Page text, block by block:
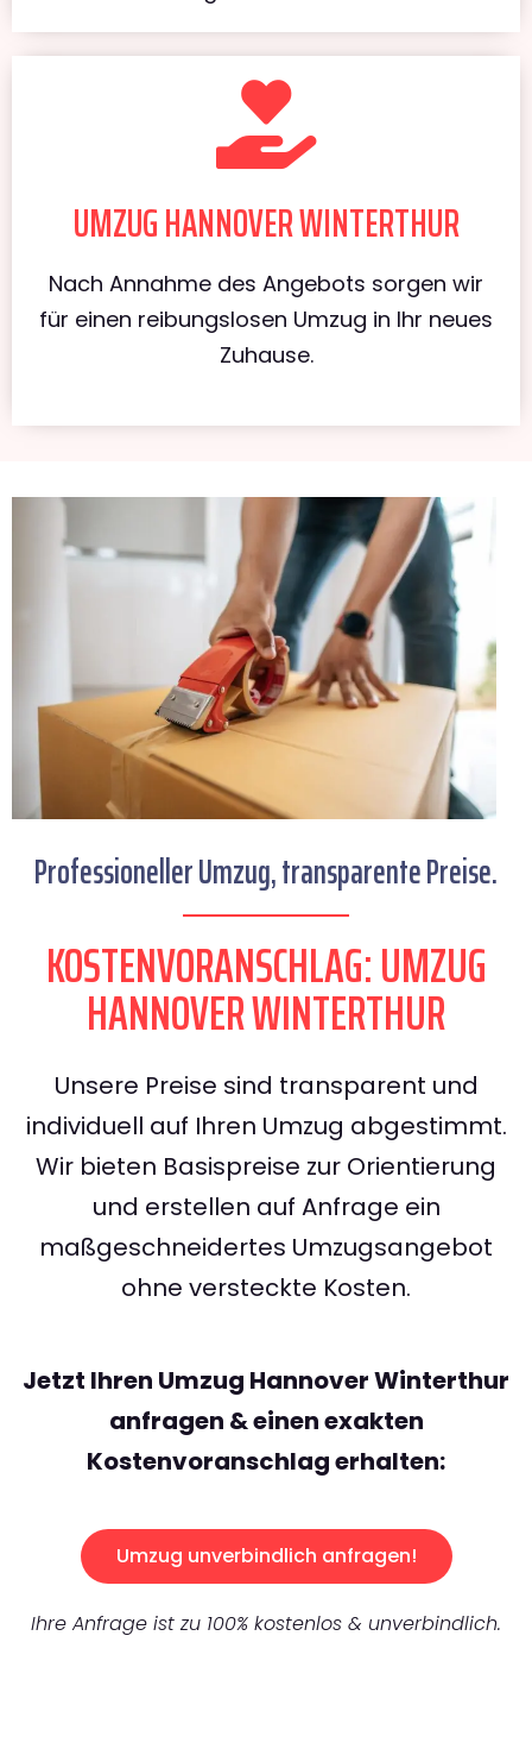
UMZUG HANNOVER WINTERTHUR
Nach Annahme des Angebots sorgen wir
für einen reibungslosen Umzug in Ihr neues
Zuhause.
Professioneller Umzug, transparente Preise.
KOSTENVORANSCHLAG: UMZUG
HANNOVER WINTERTHUR
Unsere Preise sind transparent und
individuell auf Ihren Umzug abgestimmt.
Wir bieten Basispreise zur Orientierung
und erstellen auf Anfrage ein
maßgeschneidertes Umzugsangebot
ohne versteckte Kosten.
Jetzt Ihren Umzug Hannover Winterthur
anfragen & einen exakten
Kostenvoranschlag erhalten:
Umzug unverbindlich anfragen!
Ihre Anfrage ist zu 100% kostenlos & unverbindlich.